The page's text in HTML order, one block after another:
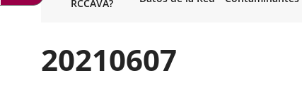
RCCAVA?
20210607